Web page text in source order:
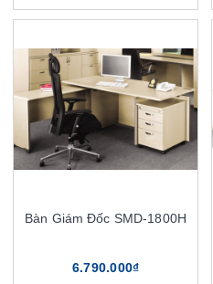
Bàn Giám Đốc SMD-1800H
6.790.000₫